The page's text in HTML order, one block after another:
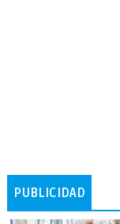
PUBLICIDAD